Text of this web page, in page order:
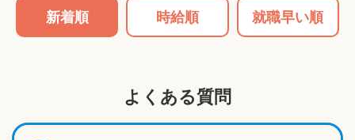
新着順 時給順 就職早い順
よくある質問